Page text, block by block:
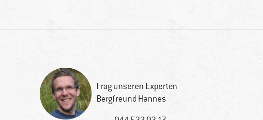
Frag unseren Experten
Bergfreund Hannes